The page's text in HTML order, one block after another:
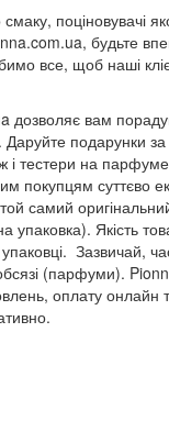
поціновувачі
будьте
все, щоб наші
вам
подарунки
і тестери на
покупцям суттєво
самий
упаковка). Якість
упаковці. Зазвичай,
(парфуми).
оплату онлайн